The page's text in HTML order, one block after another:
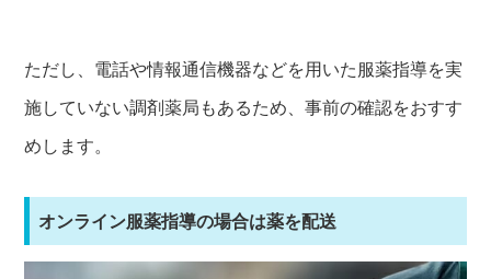
ただし、電話や情報通信機器などを用いた服薬指導を実
施していない調剤薬局もあるため、事前の確認をおすす
めします。
オンライン服薬指導の場合は薬を配送